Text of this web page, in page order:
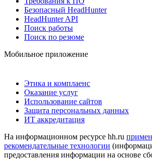
Безопасный HeadHunter
HeadHunter API
Поиск работы
Поиск по резюме
Мобильное приложение
Этика и комплаенс
Оказание услуг
Использование сайтов
Защита персональных данных
ИТ аккредитация
На информационном ресурсе hh.ru
рекомендательные технологии
предоставления информации на основе